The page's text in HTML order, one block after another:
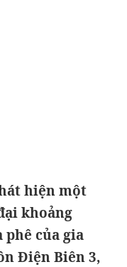
hiện một
khoảng
phê của gia
Điện Biên 3,